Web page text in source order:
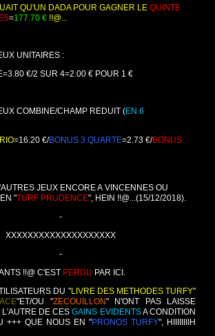
QU'UN DADA POUR GAGNER LE QUINTE
=177.70 € !!@...
UNITAIRES :
€/2 SUR 4=2.00 € POUR 1 €
COMBINE/CHAMP REDUIT (EN 6
=16.20 €/BONUS 3 QUARTE=2.73 €/BONUS
JEUX ENCORE A VINCENNES OU
"TURF PRUDENCE", HEIN !!@...(15/12/2018).
-
XXXXXXXXXXXXXXXXXXXX
-
!!@ C'EST PERDU PAR ICI.
DU "LIVRE DES METHODES TURFY"
"ET/OU "ZECOUILLON" N'ONT PAS LAISSE
L'AUTRE DE CESGAINS EVIDENTSA CONDITION
+++ QUE NOUS EN "PRONOS TURFY", HIIIIIIIIH